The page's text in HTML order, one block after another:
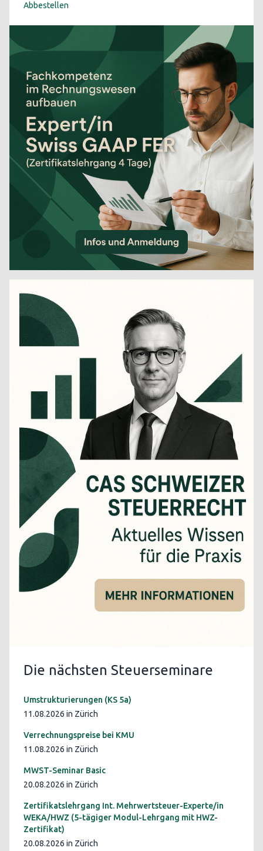
Abbestellen
Die nächsten Steuerseminare
Umstrukturierungen (KS 5a)
11.08.2026 in Zürich
Verrechnungspreise bei KMU
11.08.2026 in Zürich
MWST-Seminar Basic
20.08.2026 in Zürich
Zertifikatslehrgang Int. Mehrwertsteuer-Experte/in
WEKA/HWZ (5-tägiger Modul-Lehrgang mit HWZ-
Zertifikat)
20.08.2026 in Zürich